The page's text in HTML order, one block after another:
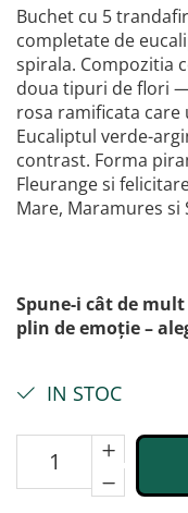
Buchet cu 5
completate de
spirala. Compozitia
doua tipuri de flori
rosa ramificata
Eucaliptul verde-
contrast. Forma
Fleurange si
Mare, Maramures si
Spune-i cât de
plin de emoție –
IN STOC